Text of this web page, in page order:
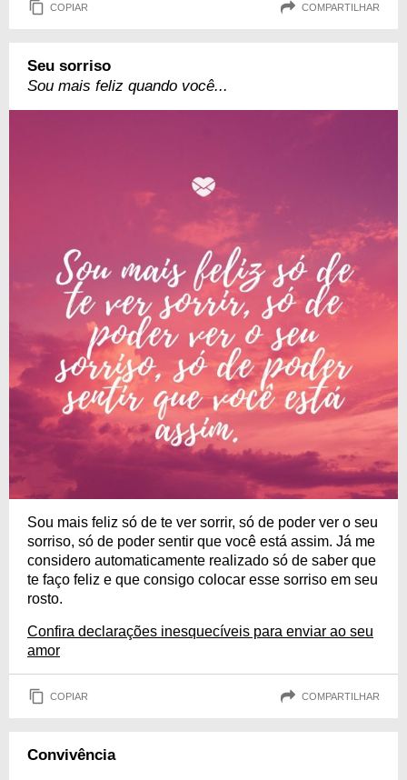
COPIAR COMPARTILHAR
Seu sorriso
Sou mais feliz quando você...
Sou mais feliz só de te ver sorrir, só de poder ver o seu
sorriso, só de poder sentir que você está assim. Já me
considero automaticamente realizado só de saber que
te faço feliz e que consigo colocar esse sorriso em seu
rosto.
Confira declarações inesquecíveis para enviar ao seu
amor
COPIAR COMPARTILHAR
Convivência